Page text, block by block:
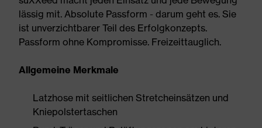
lässig mit. Absolute Passform - darum geht es. Sie
ist unverzichtbarer Teil des Erfolgkonzepts.
Passform ohne Kompromisse. Freizeittauglich.
Allgemeine Merkmale
Latzhose mit seitlichen Stretcheinsätzen und
Kniepolstertaschen